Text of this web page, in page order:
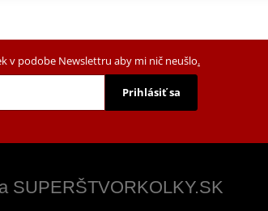
v podobe Newslettru aby mi nič neušlo.
Prihlásiť sa
SUPERŠTVORKOLKY.SK